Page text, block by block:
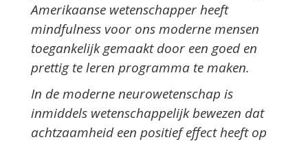
Amerikaanse wetenschapper heeft
mindfulness voor ons moderne mensen
toegankelijk gemaakt door een goed en
prettig te leren programma te maken.
In de moderne neurowetenschap is
inmiddels wetenschappelijk bewezen dat
achtzaamheid een positief effect heeft op